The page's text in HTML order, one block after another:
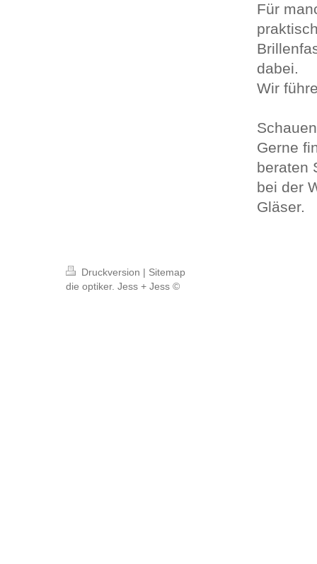
Für
dabei.
Wir
Gerne
beraten
bei der
Gläser.
Druckversion | Sitemap
die optiker. Jess + Jess ©